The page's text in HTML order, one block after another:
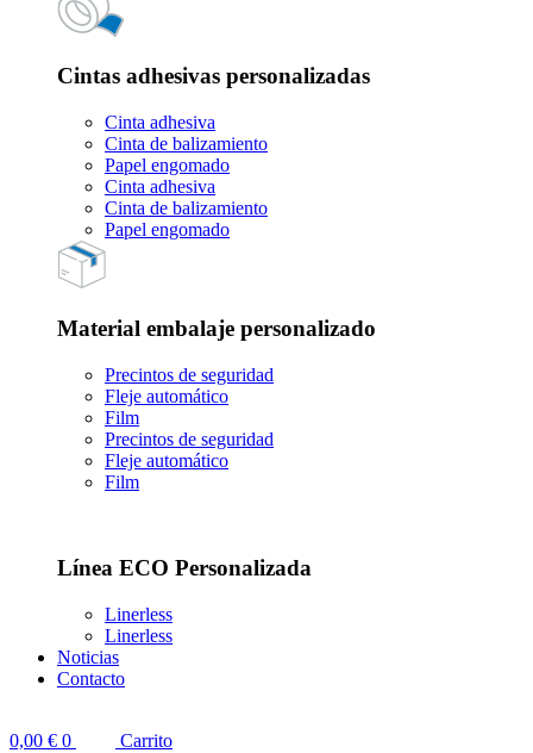
Cintas adhesivas personalizadas
Cinta adhesiva
Cinta de balizamiento
Papel engomado
Cinta adhesiva
Cinta de balizamiento
Papel engomado
Material embalaje personalizado
Precintos de seguridad
Fleje automático
Film
Precintos de seguridad
Fleje automático
Film
Línea ECO Personalizada
Linerless
Linerless
Noticias
Contacto
0,00 € 0
Carrito